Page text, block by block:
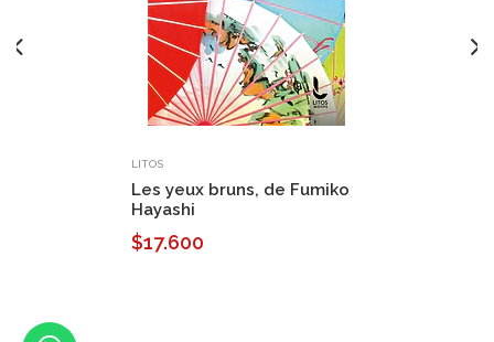
LITOS
Les yeux bruns, de Fumiko
Hayashi
$17.600